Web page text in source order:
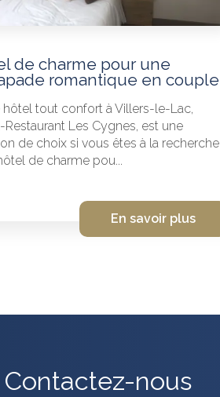
de charme pour une
romantique en couple
hôtel tout confort à Villers-le-Lac,
Restaurant Les Cygnes, est une
de choix si vous êtes à la recherche
de charme pou...
En savoir plus
Contactez-nous